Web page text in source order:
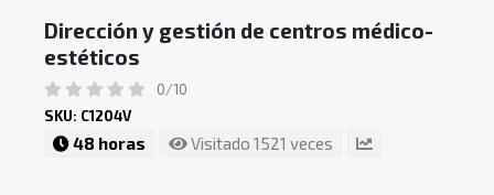
Dirección y gestión de centros médico-
estéticos
0/10
SKU: C1204V
48 horas Visitado 1521 veces